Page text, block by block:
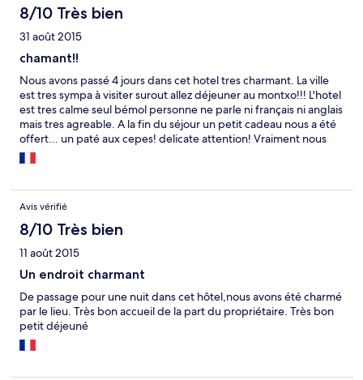
8/10 Très bien
31 août 2015
chamant!!
Nous avons passé 4 jours dans cet hotel tres charmant. La ville
est tres sympa à visiter surout allez déjeuner au montxo!!! L'hotel
est tres calme seul bémol personne ne parle ni français ni anglais
mais tres agreable. A la fin du séjour un petit cadeau nous a été
offert... un paté aux cepes! delicate attention! Vraiment nous
recommandons cet hotel typique du pays basque espanol!
Avis vérifié
8/10 Très bien
11 août 2015
Un endroit charmant
De passage pour une nuit dans cet hôtel,nous avons été charmé
par le lieu. Très bon accueil de la part du propriétaire. Très bon
petit déjeuné